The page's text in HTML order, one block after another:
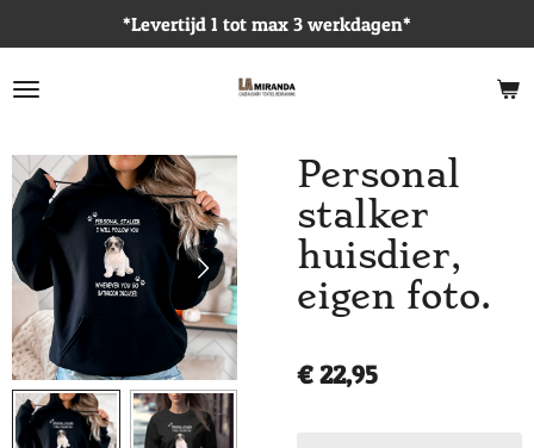
direct
naar
*Levertijd 1 tot max 3 werkdagen*
Personal
stalker
huisdier,
eigen foto.
€ 22,95